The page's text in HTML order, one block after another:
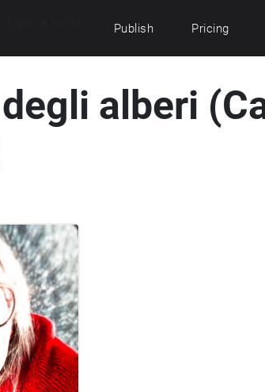
Publish Pricing
alberi